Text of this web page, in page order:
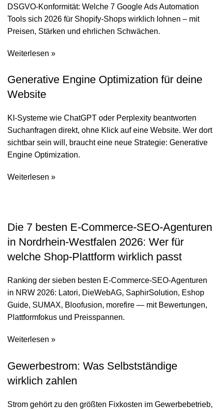
DSGVO-Konformität: Welche 7 Google Ads Automation
Tools sich 2026 für Shopify-Shops wirklich lohnen – mit
Preisen, Stärken und ehrlichen Schwächen.
Weiterlesen »
Generative Engine Optimization für deine
Website
KI-Systeme wie ChatGPT oder Perplexity beantworten
Suchanfragen direkt, ohne Klick auf eine Website. Wer dort
sichtbar sein will, braucht eine neue Strategie: Generative
Engine Optimization.
Weiterlesen »
Die 7 besten E-Commerce-SEO-Agenturen
in Nordrhein-Westfalen 2026: Wer für
welche Shop-Plattform wirklich passt
Ranking der sieben besten E-Commerce-SEO-Agenturen
in NRW 2026: Latori, DieWebAG, SaphirSolution, Eshop
Guide, SUMAX, Bloofusion, morefire — mit Bewertungen,
Plattformfokus und Preisspannen.
Weiterlesen »
Gewerbestrom: Was Selbstständige
wirklich zahlen
Strom gehört zu den größten Fixkosten im Gewerbebetrieb,